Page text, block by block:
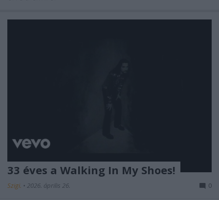
33 éves a Walking In My Shoes!
Szigi. • 2026. április 26. 0